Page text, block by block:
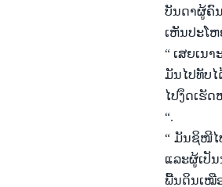
ບັນດາຜູ້ຄົ
ເຫັນປະໂຫ
“ ເສຍເນາ
ມັນໄປທັບໄ
ໄປງຶດເຮັດ
“.
“ ມັນຊິໜີໄ
ແລະຜູ້ເປັນ
ພື້ນດິນເໝື